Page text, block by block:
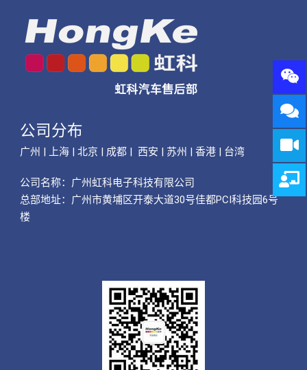
公司分布
广州 | 上海 | 北京 | 成都 | 西安 | 苏州 | 香港 | 台湾
公司名称： 广州虹科电子科技有限公司
总部地址：广州市黄埔区开泰大道30号佳都PCI科技园6号
楼